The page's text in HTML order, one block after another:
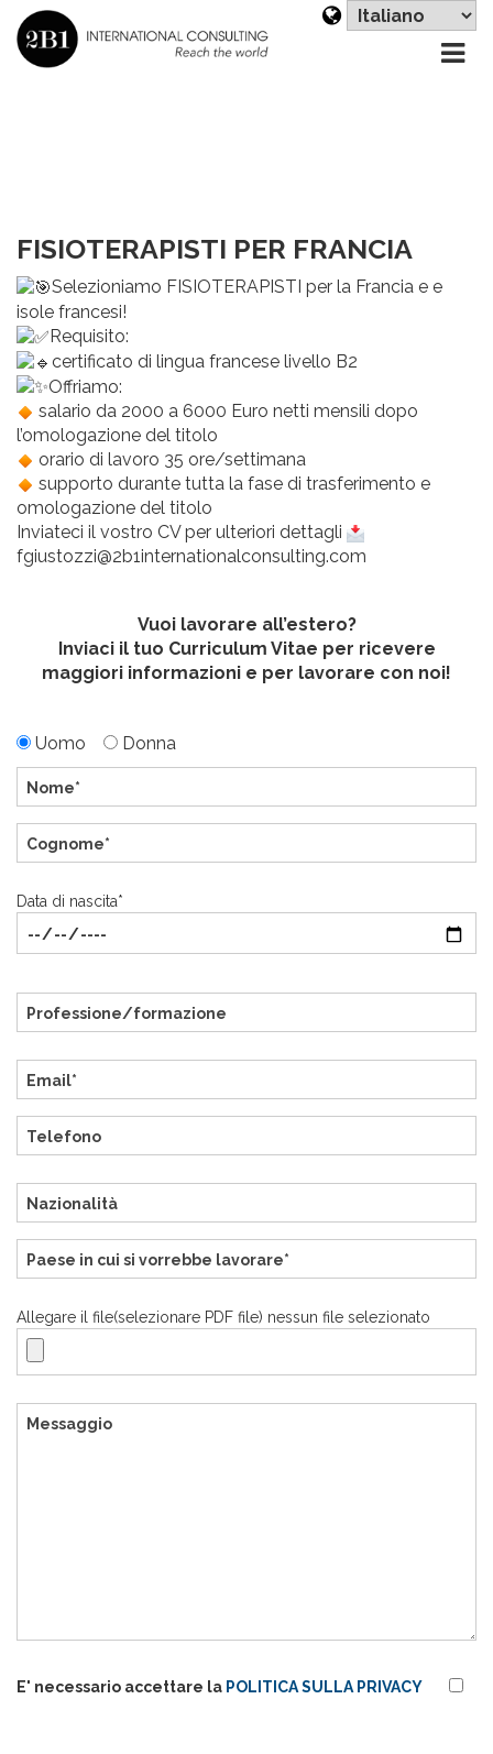
FISIOTERAPISTI PER FRANCIA
Selezioniamo FISIOTERAPISTI per la Francia e e
isole francesi!
Requisito:
certificato di lingua francese livello B2
Offriamo:
salario da 2000 a 6000 Euro netti mensili dopo
l’omologazione del titolo
orario di lavoro 35 ore/settimana
supporto durante tutta la fase di trasferimento e
omologazione del titolo
Inviateci il vostro CV per ulteriori dettagli
fgiustozzi@2b1internationalconsulting.com
Vuoi lavorare all’estero?
Inviaci il tuo Curriculum Vitae per ricevere
maggiori informazioni e per lavorare con noi!
Uomo Donna
Data di nascita*
Allegare il file(selezionare PDF file) nessun file selezionato
E' necessario accettare la POLITICA SULLA PRIVACY